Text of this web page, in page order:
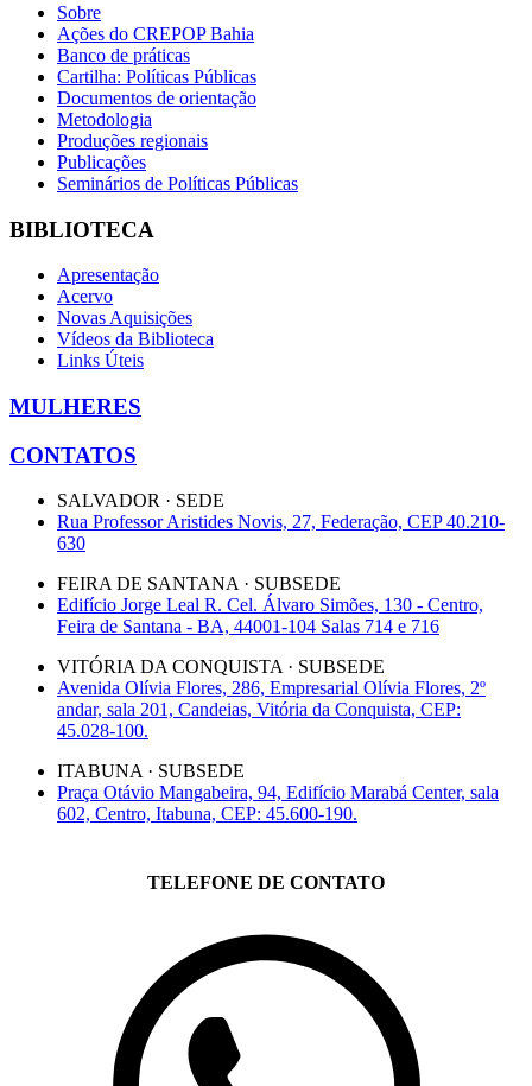
Sobre
Ações do CREPOP Bahia
Banco de práticas
Cartilha: Políticas Públicas
Documentos de orientação
Metodologia
Produções regionais
Publicações
Seminários de Políticas Públicas
BIBLIOTECA
Apresentação
Acervo
Novas Aquisições
Vídeos da Biblioteca
Links Úteis
MULHERES
CONTATOS
SALVADOR · SEDE
Rua Professor Aristides Novis, 27, Federação, CEP 40.210-
630
FEIRA DE SANTANA · SUBSEDE
Edifício Jorge Leal R. Cel. Álvaro Simões, 130 - Centro,
Feira de Santana - BA, 44001-104 Salas 714 e 716
VITÓRIA DA CONQUISTA · SUBSEDE
Avenida Olívia Flores, 286, Empresarial Olívia Flores, 2º
andar, sala 201, Candeias, Vitória da Conquista, CEP:
45.028-100.
ITABUNA · SUBSEDE
Praça Otávio Mangabeira, 94, Edifício Marabá Center, sala
602, Centro, Itabuna, CEP: 45.600-190.
TELEFONE DE CONTATO